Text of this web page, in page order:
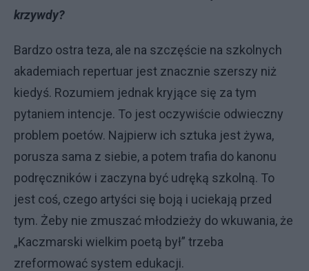
krzywdy?
Bardzo ostra teza, ale na szczęście na szkolnych
akademiach repertuar jest znacznie szerszy niż
kiedyś. Rozumiem jednak kryjące się za tym
pytaniem intencje. To jest oczywiście odwieczny
problem poetów. Najpierw ich sztuka jest żywa,
porusza sama z siebie, a potem trafia do kanonu
podręczników i zaczyna być udręką szkolną. To
jest coś, czego artyści się boją i uciekają przed
tym. Żeby nie zmuszać młodzieży do wkuwania, że
„Kaczmarski wielkim poetą był” trzeba
zreformować system edukacji.